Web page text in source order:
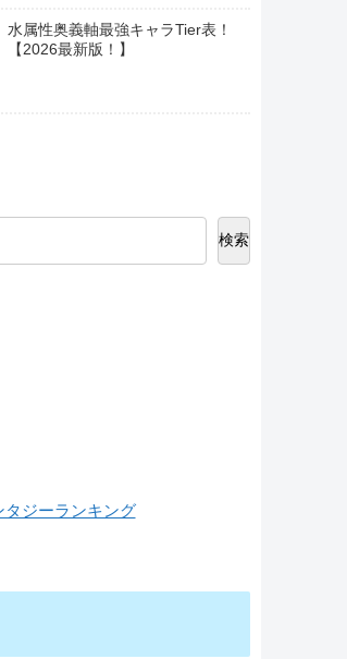
水属性奥義軸最強キャラTier表！
【2026最新版！】
検索
ジーランキング